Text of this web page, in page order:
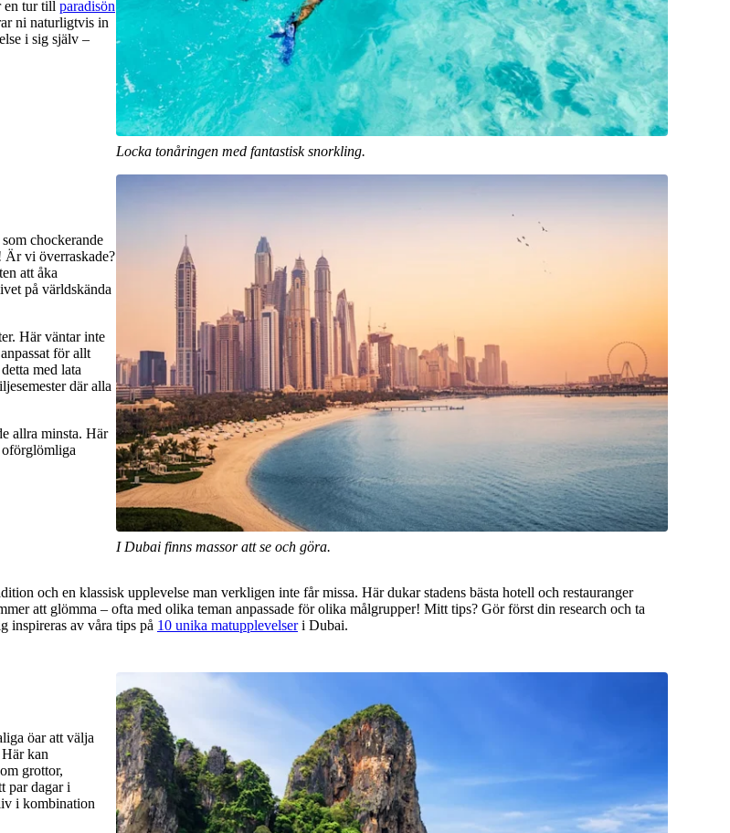
en tur till paradisön
ni naturligtvis in
i sig själv –
Locka tonåringen med fantastisk snorkling.
chockerande
Är vi överraskade?
att åka
på världskända
Här väntar inte
för allt
med lata
där alla
allra minsta. Här
I Dubai finns massor att se och göra.
och en klassisk upplevelse man verkligen inte får missa. Här dukar stadens bästa hotell och restauranger
att glömma – ofta med olika teman anpassade för olika målgrupper! Mitt tips? Gör först din research och ta
inspireras av våra tips på 10 unika matupplevelseri Dubai.
öar att välja
kan
grottor,
par dagar i
i kombination